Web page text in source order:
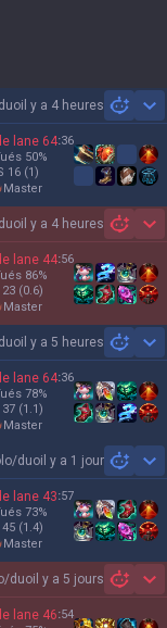
il y a 4 heures
lane 64:36
50%
16 (1)
master
il y a 4 heures
lane 44:56
86%
23 (0.6)
master
il y a 5 heures
lane 64:36
78%
37 (1.1)
master
duoil y a 1 jour
lane 43:57
73%
45 (1.4)
master
duoil y a 5 jours
lane 46:54